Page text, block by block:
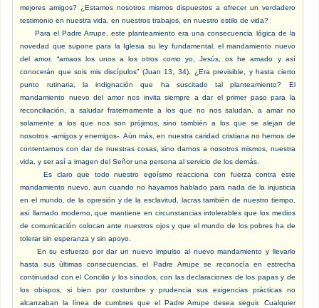
mejores amigos? ¿Estamos nosotros mismos dispuestos a ofrecer un verdadero
testimonio en nuestra vida, en nuestros trabajos, en nuestro estilo de vida?
Para el Padre Arrupe, este planteamiento era una consecuencia lógica de la
novedad que supone para la Iglesia su ley fundamental, el mandamiento nuevo
del amor, “amaos los unos a los otros como yo, Jesús, os he amado y así
conocerán que sois mis discípulos” (Juan 13, 34). ¿Era previsible, y hasta cierto
punto rutinaria, la indignación que ha suscitado tal planteamiento? El
mandamiento nuevo del amor nos invita siempre a dar el primer paso para la
reconciliación, a saludar fraternamente a los que no nos saludan, a amar no
solamente a los que nos son prójimos, sino también a los que se alejan de
nosotros -amigos y enemigos-. Aún más, en nuestra caridad cristiana no hemos de
contentarnos con dar de nuestras cosas, sino darnos a nosotros mismos, nuestra
vida, y ser así a imagen del Señor una persona al servicio de los demás.
Es claro que todo nuestro egoísmo reacciona con fuerza contra este
mandamiento nuevo, aun cuando no hayamos hablado para nada de la injusticia
en el mundo, de la opresión y de la esclavitud, lacras también de nuestro tiempo,
así llamado moderno, que mantiene en circunstancias intolerables que los medios
de comunicación colocan ante nuestros ojos y que el mundo de los pobres ha de
tolerar sin esperanza y sin apoyo.
En su esfuerzo por dar un nuevo impulso al nuevo mandamiento y llevarlo
hasta sus últimas consecuencias, el Padre Arrupe se reconocía en estrecha
continuidad con el Concilio y los sínodos, con las declaraciones de los papas y de
los obispos, si bien por costumbre y prudencia sus exigencias prácticas no
alcanzaban la línea de cumbres que el Padre Arrupe desea seguir. Cualquier